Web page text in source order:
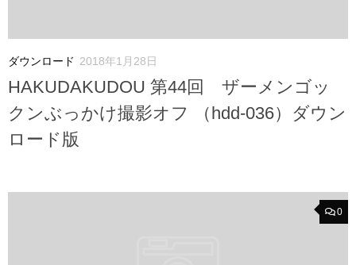
ダウンロード 2018年1月28日
HAKUDAKUDOU 第44回 ザーメンゴッ
クンぶっかけ撮影オフ （hdd-036）ダウン
ロード版
0